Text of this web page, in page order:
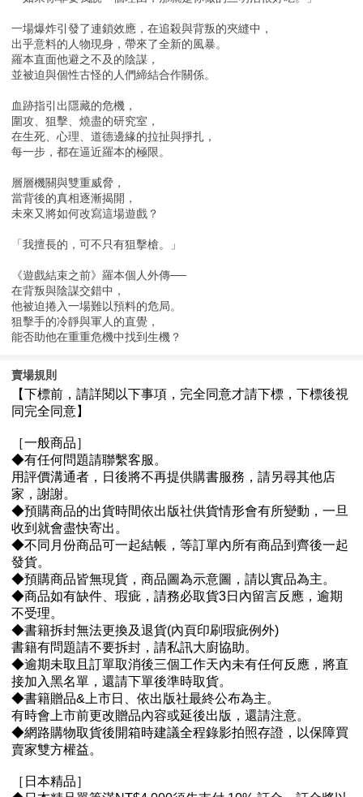
一場爆炸引發了連鎖效應，在追殺與背叛的夾縫中，
出乎意料的人物現身，帶來了全新的風暴。
羅本直面他避之不及的陰謀，
並被迫與個性古怪的人們締結合作關係。
血跡指引出隱藏的危機，
圍攻、狙擊、燒盡的研究室，
在生死、心理、道德邊緣的拉扯與掙扎，
每一步，都在逼近羅本的極限。
層層機關與雙重威脅，
當背後的真相逐漸揭開，
未來又將如何改寫這場遊戲？
「我擅長的，可不只有狙擊槍。」
《遊戲結束之前》羅本個人外傳──
在背叛與陰謀交錯中，
他被迫捲入一場難以預料的危局。
狙擊手的冷靜與軍人的直覺，
能否助他在重重危機中找到生機？
賣場規則